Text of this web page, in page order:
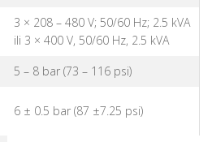
3 × 208 – 480 V; 50/60 Hz; 2.5 kVA
ili 3 × 400 V, 50/60 Hz, 2.5 kVA
5 – 8 bar (73 – 116 psi)
6 ± 0.5 bar (87 ±7.25 psi)